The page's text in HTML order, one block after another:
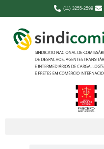
(11) 3255-2599